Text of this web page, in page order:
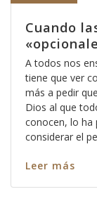
Cuando
A todos nos
tiene que ver
más a pedir
Dios al que
conocen, lo ha
considerar el
Leer más